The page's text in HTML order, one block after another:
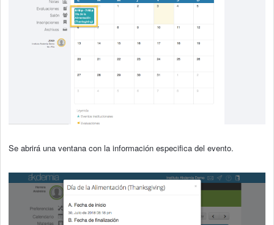
Se abrirá una ventana con la información especifica del evento.